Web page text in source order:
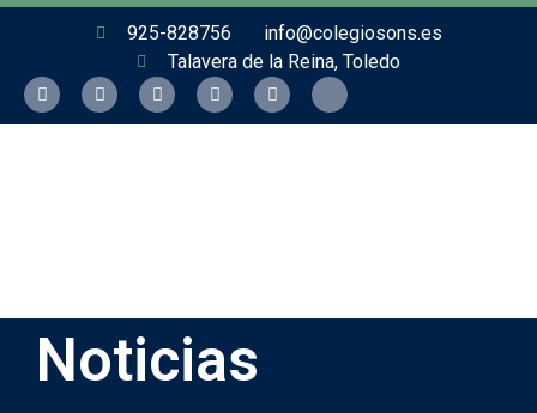
925-828756
info@colegiosons.es
Talavera de la Reina, Toledo
Noticias